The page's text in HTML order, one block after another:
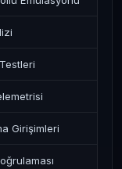
Girişimleri